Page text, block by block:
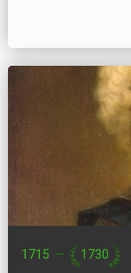
1715 — 1730